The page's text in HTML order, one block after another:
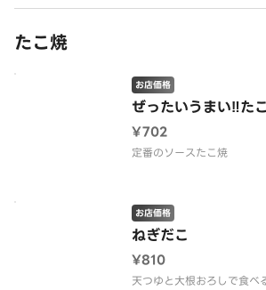
たこ焼
ぜったいうまい‼た
お店価格
¥702
定番のソースたこ焼
ねぎだこ
お店価格
¥810
天つゆと大根おろしで食べ